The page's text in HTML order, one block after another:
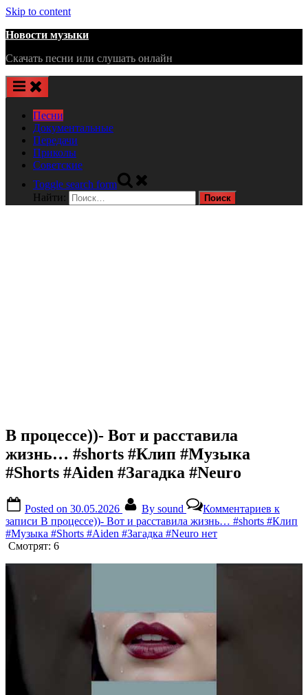
Skip to content
Новости музыки
Скачать песни или слушать онлайн
Песни
Документальные
Передачи
Приколы
Советские
Toggle search form
Найти:
В процессе))- Вот и расставила
жизнь… #shorts #Клип #Музыка
#Shorts #Aiden #Загадка #Neuro
Posted on 30.05.2026 By sound Комментариев к
записи В процессе))- Вот и расставила жизнь… #shorts #Клип
#Музыка #Shorts #Aiden #Загадка #Neuro нет
Смотрят: 6